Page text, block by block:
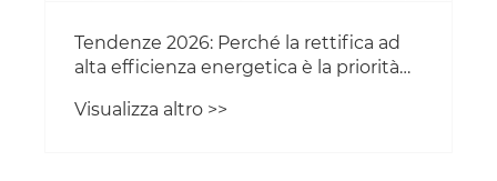
Tendenze 2026: Perché la rettifica ad
alta efficienza energetica è la priorità
Visualizza altro >>